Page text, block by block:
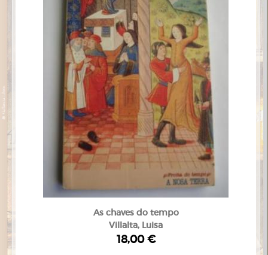
As chaves do tempo
Villalta, Luisa
18,00 €